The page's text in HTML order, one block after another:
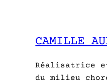
CAMILLE
Réalisatrice
du milieu